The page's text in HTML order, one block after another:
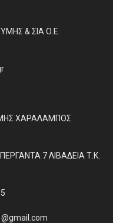
& ΣΙΑ Ο.Ε.
ΧΑΡΑΛΑΜΠΟΣ
7 ΛΙΒΑΔΕΙΑ Τ.Κ.